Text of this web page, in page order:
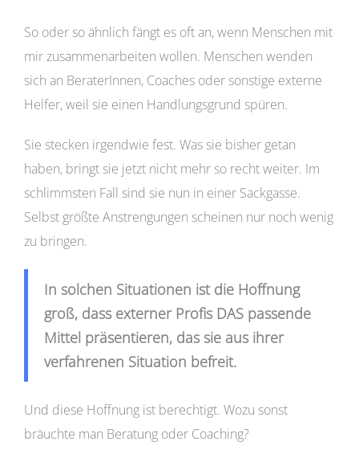
So oder so ähnlich fängt es oft an, wenn Menschen mit
mir zusammenarbeiten wollen. Menschen wenden
sich an BeraterInnen, Coaches oder sonstige externe
Helfer, weil sie einen Handlungsgrund spüren.
Sie stecken irgendwie fest. Was sie bisher getan
haben, bringt sie jetzt nicht mehr so recht weiter. Im
schlimmsten Fall sind sie nun in einer Sackgasse.
Selbst größte Anstrengungen scheinen nur noch wenig
zu bringen.
In solchen Situationen ist die Hoffnung
groß, dass externer Profis DAS passende
Mittel präsentieren, das sie aus ihrer
verfahrenen Situation befreit.
Und diese Hoffnung ist berechtigt. Wozu sonst
bräuchte man Beratung oder Coaching?